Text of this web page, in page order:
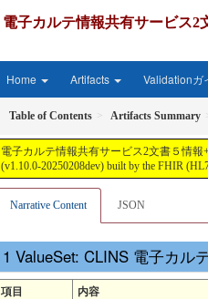
電子カルテ情報共有サービス
Home Artifacts Validationガ
Table of Contents Artifacts Summary
電子カルテ情報共有サービス2文書５情報
(v1.10.0-20250208dev) built by the FHIR
Narrative Content JSON
ValueSet: CLINS 電子カル
項目
内容